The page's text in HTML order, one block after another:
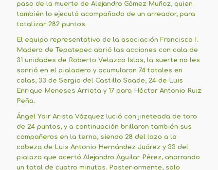
paso de la muerte de Alejandro Gómez Muñoz, quien
también lo ejecutó acompañado de un arreador, para
totalizar 282 puntos.
El equipo representativo de la asociación Francisco I.
Madero de Tepatepec abrió las acciones con cala de
31 unidades de Roberto Velazco Islas, la suerte no les
sonrió en el pialadero y acumularon 74 totales en
colas, 33 de Sergio del Castillo Saade, 24 de Luis
Enrique Meneses Arrieta y 17 para Héctor Antonio Ruiz
Peña.
Ángel Yair Arista Vázquez lució con jineteada de toro
de 24 puntos, y a continuación brillaron también sus
compañeros en la terna, siendo 28 del lazo a la
cabeza de Luis Antonio Hernández Juárez y 33 del
pialazo que acertó Alejandro Aguilar Pérez, ahorrando
un total de cuatro minutos. Posteriormente, solo